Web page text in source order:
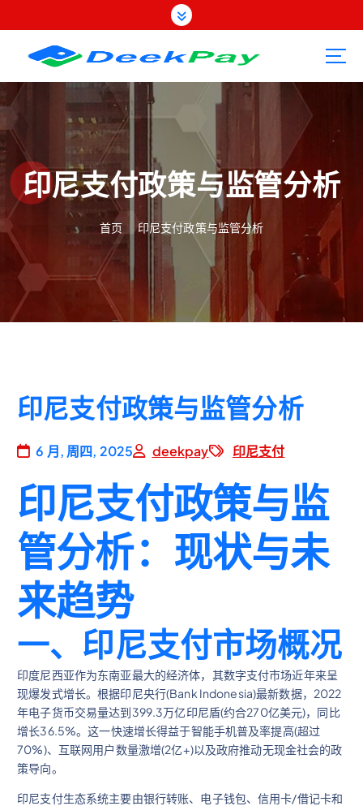
转
容
印尼支付政策与监管分析
首页 印尼支付政策与监管分析
印尼支付政策与监管分析
6 月, 周四, 2025 deekpay 印尼支付
印尼支付政策与监
管分析：现状与未
来趋势
一、印尼支付市场概况
印度尼西亚作为东南亚最大的经济体，其数字支付市场近年来呈
现爆发式增长。根据印尼央行(Bank Indonesia)最新数据，2022
年电子货币交易量达到399.3万亿印尼盾(约合270亿美元)，同比
增长36.5%。这一快速增长得益于智能手机普及率提高(超过
70%)、互联网用户数量激增(2亿+)以及政府推动无现金社会的政
策导向。
印尼支付生态系统主要由银行转账、电子钱包、信用卡/借记卡和